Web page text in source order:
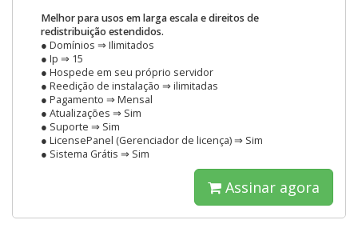
Melhor para usos em larga escala e direitos de
redistribuição estendidos.
● Domínios ⇒ Ilimitados
● Ip ⇒ 15
● Hospede em seu próprio servidor
● Reedição de instalação ⇒ ilimitadas
● Pagamento ⇒ Mensal
● Atualizações ⇒ Sim
● Suporte ⇒ Sim
● LicensePanel (Gerenciador de licença) ⇒ Sim
● Sistema Grátis ⇒ Sim
Assinar agora